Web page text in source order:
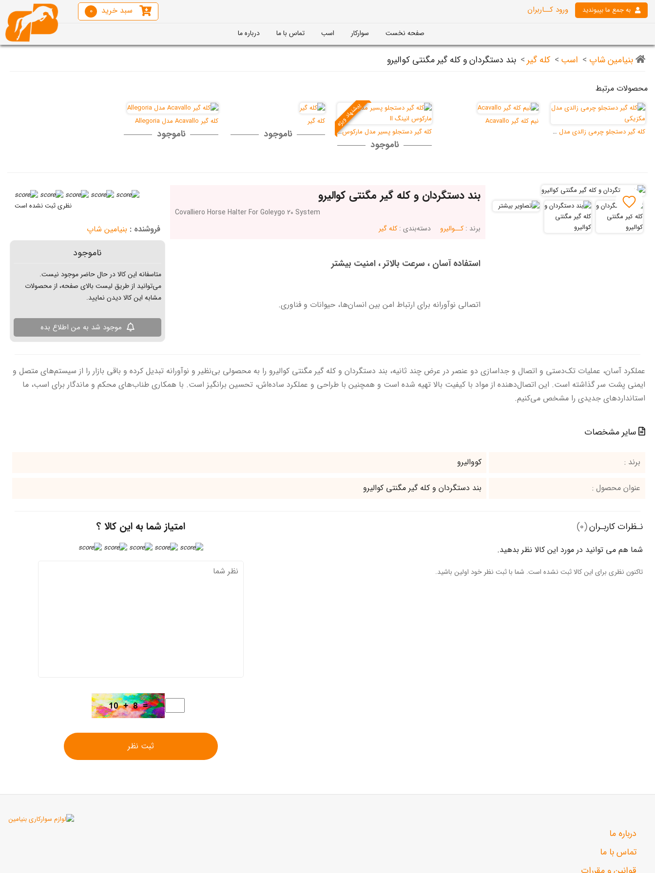
به جمع ما بپیوندید ورود کــاربران
صفحه نخست سوارکار اسب تماس با ما درباره ما
سبد خرید 0
بنیامین شاپ > اسب > کله گیر > بند دستگردان و کله گیر مگنتی کوالیرو
محصولات مرتبط
کله گیر دستجلو چرمی زالدی مدل مکزیک
نیم کله گیر Acavallo پیشنهاد ویژه
کله گیر دستجلو پسیر مدل مارکوس انین
ناموجود
کله گیر
ناموجود
کله گیر Acavallo مدل Allegoria
ناموجود
بند دستگردان و کله گیر مگنتی کوالیرو
Covalliero Horse Halter For Goleygo 20 System
برند :کــوالیرو دسته‌بندی :کله گیر
استفاده آسان ، سرعت بالاتر ، امنیت بیشتر
اتصالی نوآورانه برای ارتباط امن بین انسان‌ها، حیوانات و فناوری.
نظری ثبت نشده است
فروشنده : بنیامین شاپ
ناموجود
متاسفانه این کالا در حال حاضر موجود نیست.
می‌توانید از طریق لیست بالای صفحه، از محصولات
مشابه این کالا دیدن نمایید.
موجود شد به من اطلاع بده
عملکرد آسان، عملیات تک‌دستی و اتصال و جداسازی دو عنصر در عرض چند ثانیه، بند دستگردان و کله گیر مگنتی کوالیرو را به محصولی بی‌نظیر و نوآورانه تبدیل کرده و باقی بازار را از سیستم‌های متصل و
ایمنی پشت سر گذاشته است. این اتصال‌دهنده از مواد با کیفیت بالا تهیه شده است و همچنین با طراحی و عملکرد ساده‌اش، تحسین برانگیز است. با همکاری طناب‌های محکم و ماندگار برای اسب، ما
استانداردهای جدیدی را مشخص می‌کنیم.
سایر مشخصات
برند : کووالیرو
عنوان محصول : بند دستگردان و کله گیر مگنتی کوالیرو
نـظرات کاربـران(0)
شما هم می‌ توانید در مورد این کالا نظر بدهید.
تاکنون نظری برای این کالا ثبت نشده است. شما با ثبت نظر خود اولین باشید.
امتیاز شما به این کالا ؟
ثبت نظر
درباره ما
تماس با ما